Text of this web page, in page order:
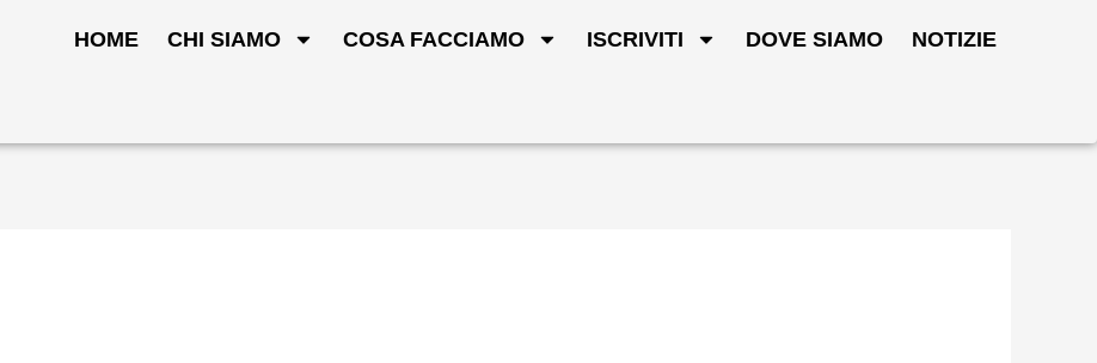
HOME CHI SIAMO COSA FACCIAMO ISCRIVITI DOVE SIAMO NOTIZIE